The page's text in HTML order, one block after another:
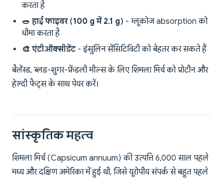
करता है
🥗 हाई फाइबर (100 g में 2.1 g) - ग्लूकोज absorption को
धीमा करता है
🎨 एंटीऑक्सीडेंट - इंसुलिन सेंसिटिविटी को बेहतर कर सकते हैं
बैलेंस्ड, ब्लड-शुगर-फ्रेंडली मील्स के लिए शिमला मिर्च को प्रोटीन और
हेल्दी फैट्स के साथ पेयर करें।
सांस्कृतिक महत्व
शिमला मिर्च (Capsicum annuum) की उत्पत्ति 6,000 साल पहले
मध्य और दक्षिण अमेरिका में हुई थी, जिसे यूरोपीय संपर्क से बहुत पहले